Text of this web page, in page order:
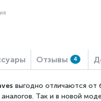
Отзывы 4
выгодно отличаются от
аналогов. Так и в новой